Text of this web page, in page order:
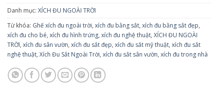
Danh mục: XÍCH ĐU NGOÀI TRỜI
Từ khóa: Ghế xích đu ngoài trời, xích đu bằng sắt, xích đu bằng sắt đẹp,
xích đu cho bé, xích đu hình trứng, xích đu nghệ thuật, XÍCH ĐU NGOÀI
TRỜI, xích đu sân vườn, xích đu sắt đẹp, xích đu sắt mỹ thuật, xích đu sắt
nghệ thuật, Xích Đu Sắt Ngoài Trời, xích đu sắt sân vườn, xích đu trong nhà